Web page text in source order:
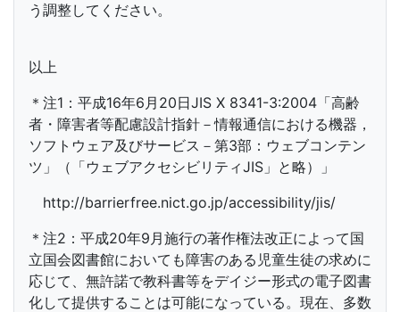
う調整してください。
以上
＊注1：平成16年6月20日JIS X 8341-3:2004「高齢
者・障害者等配慮設計指針－情報通信における機器，
ソフトウェア及びサービス－第3部：ウェブコンテン
ツ」（「ウェブアクセシビリティJIS」と略）」
http://barrierfree.nict.go.jp/accessibility/jis/
＊注2：平成20年9月施行の著作権法改正によって国
立国会図書館においても障害のある児童生徒の求めに
応じて、無許諾で教科書等をデイジー形式の電子図書
化して提供することは可能になっている。現在、多数